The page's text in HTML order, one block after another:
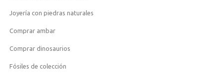
Joyería con piedras naturales
Comprar ambar
Comprar dinosaurios
Fósiles de colección